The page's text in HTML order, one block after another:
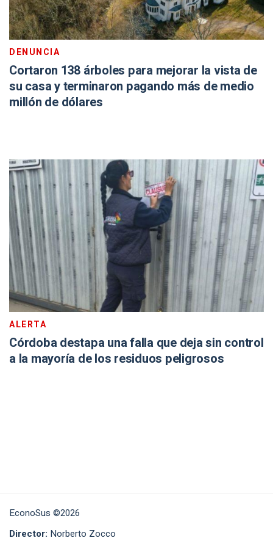
DENUNCIA
Cortaron 138 árboles para mejorar la vista de
su casa y terminaron pagando más de medio
millón de dólares
ALERTA
Córdoba destapa una falla que deja sin control
a la mayoría de los residuos peligrosos
EconoSus ©2026
Director: Norberto Zocco